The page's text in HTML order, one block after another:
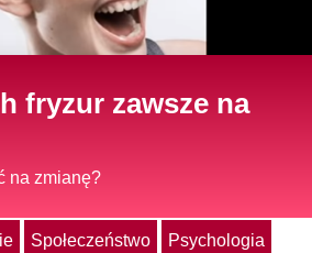
fryzur zawsze na
na zmianę?
Społeczeństwo Psychologia